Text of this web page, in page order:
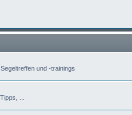
und -trainings
...